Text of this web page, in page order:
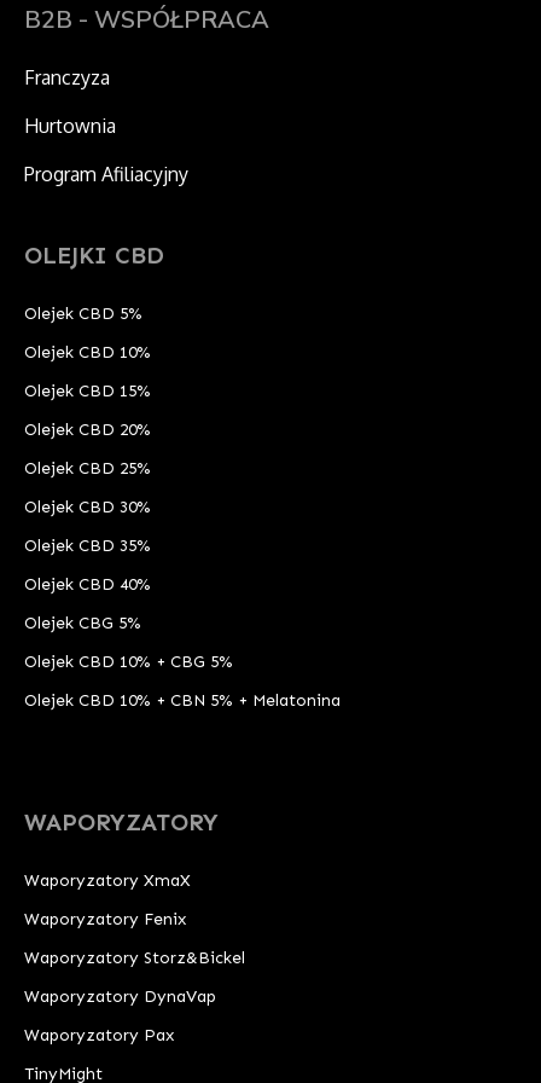
B2B - WSPÓŁPRACA
Franczyza
Hurtownia
Program Afiliacyjny
OLEJKI CBD
Olejek CBD 5%
Olejek CBD 10%
Olejek CBD 15%
Olejek CBD 20%
Olejek CBD 25%
Olejek CBD 30%
Olejek CBD 35%
Olejek CBD 40%
Olejek CBG 5%
Olejek CBD 10% + CBG 5%
Olejek CBD 10% + CBN 5% + Melatonina
WAPORYZATORY
Waporyzatory XmaX
Waporyzatory Fenix
Waporyzatory Storz&Bickel
Waporyzatory DynaVap
Waporyzatory Pax
TinyMight